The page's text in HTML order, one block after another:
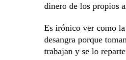
dinero de los propios
Es irónico ver como
desangra porque
trabajan y se lo